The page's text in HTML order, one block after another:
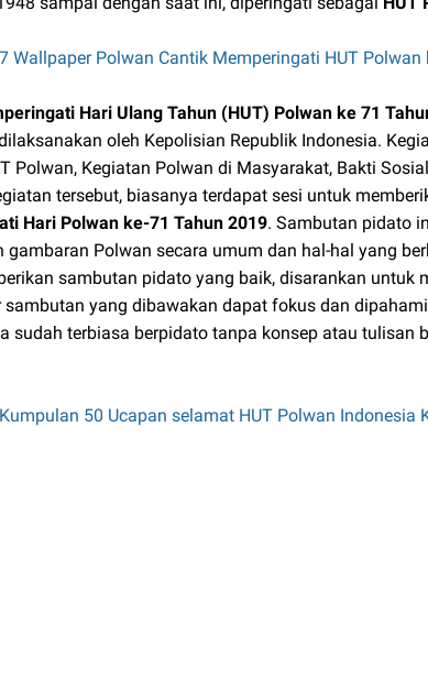
7 Wallpaper Polwan Cantik Memperingati HUT Polwan
Hari Ulang Tahun (HUT) Polwan ke 71
oleh Kepolisian Republik Indonesia.
Polwan, Kegiatan Polwan di Masyarakat, Bakti
tersebut, biasanya terdapat sesi untuk
Hari Polwan ke-71 Tahun 2019. Sambutan pidato
gambaran Polwan secara umum dan hal-hal yang
sambutan pidato yang baik, disarankan untuk
yang dibawakan dapat fokus dan
sudah terbiasa berpidato tanpa konsep atau tulisan
Kumpulan 50 Ucapan selamat HUT Polwan Indonesia